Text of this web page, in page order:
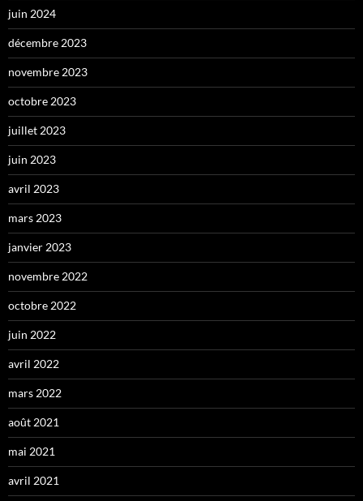
juin 2024
décembre 2023
novembre 2023
octobre 2023
juillet 2023
juin 2023
avril 2023
mars 2023
janvier 2023
novembre 2022
octobre 2022
juin 2022
avril 2022
mars 2022
août 2021
mai 2021
avril 2021